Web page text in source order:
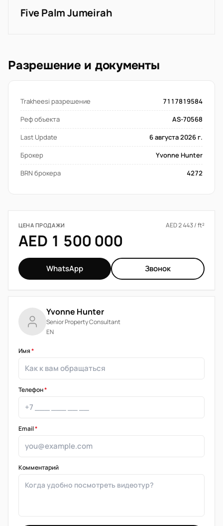
Five Palm Jumeirah
Разрешение и документы
Trakheesi разрешение
7117819584
Реф объекта
AS-70568
Last Update
6 августа 2026 г.
Брокер
Yvonne Hunter
BRN брокера
4272
ЦЕНА ПРОДАЖИ AED 2 443 / ft²
AED 1 500 000
WhatsApp Звонок
Yvonne Hunter
Senior Property Consultant
EN
Имя*
Телефон*
Email*
Комментарий